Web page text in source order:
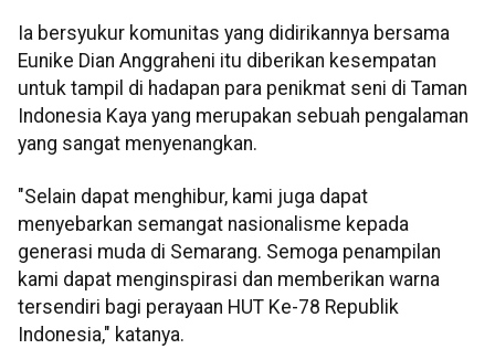
Ia bersyukur komunitas yang didirikannya bersama
Eunike Dian Anggraheni itu diberikan kesempatan
untuk tampil di hadapan para penikmat seni di Taman
Indonesia Kaya yang merupakan sebuah pengalaman
yang sangat menyenangkan.
"Selain dapat menghibur, kami juga dapat
menyebarkan semangat nasionalisme kepada
generasi muda di Semarang. Semoga penampilan
kami dapat menginspirasi dan memberikan warna
tersendiri bagi perayaan HUT Ke-78 Republik
Indonesia," katanya.